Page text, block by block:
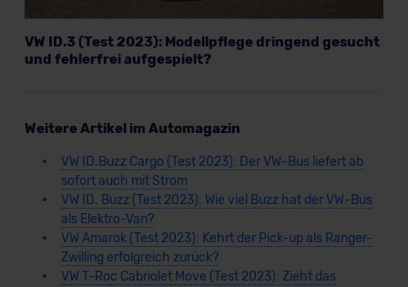
VW ID.3 (Test 2023): Modellpflege dringend gesucht
und fehlerfrei aufgespielt?
Weitere Artikel im Automagazin
VW ID.Buzz Cargo (Test 2023): Der VW-Bus liefert ab
sofort auch mit Strom
VW ID. Buzz (Test 2023): Wie viel Buzz hat der VW-Bus
als Elektro-Van?
VW Amarok (Test 2023): Kehrt der Pick-up als Ranger-
Zwilling erfolgreich zurück?
VW T-Roc Cabriolet Move (Test 2023): Zieht das